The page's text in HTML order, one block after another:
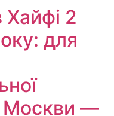
2
для
Москви —